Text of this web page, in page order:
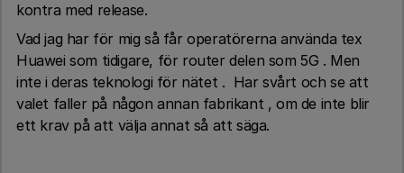
kontra med release.
Vad jag har för mig så får operatörerna använda tex
Huawei som tidigare, för router delen som 5G . Men
inte i deras teknologi för nätet . Har svårt och se att
valet faller på någon annan fabrikant , om de inte blir
ett krav på att välja annat så att säga.